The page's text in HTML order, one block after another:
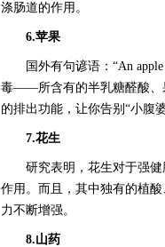
涤肠道的作用。
6.苹果
国外有句谚语：“An apple
毒——所含有的半乳糖醛酸、
的排出功能，让你告别“小腹
7.花生
研究表明，花生对于强健
作用。而且，其中独有的植
力不断增强。
8.山药